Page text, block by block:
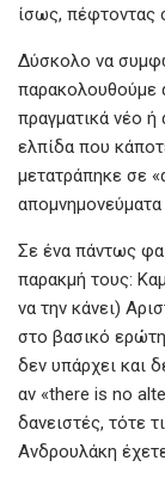
ίσως, πέφτοντας
Δύσκολο να
παρακολουθούμε
πραγματικά νέο
ελπίδα που
μετατράπηκε σε
Σε ένα πάντως
παρακμή τους:
να την κάνει)
στο βασικό
δεν υπάρχει και
αν «there is no
δανειστές, τότε
Ανδρουλάκη